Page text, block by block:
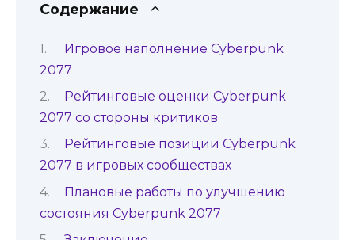
Содержание
Игровое наполнение Cyberpunk
2077
Рейтинговые оценки Cyberpunk
2077 со стороны критиков
Рейтинговые позиции Cyberpunk
2077 в игровых сообществах
Плановые работы по улучшению
состояния Cyberpunk 2077